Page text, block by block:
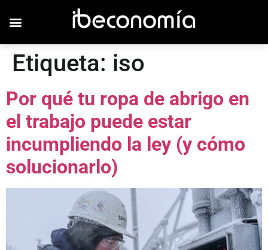
Etiqueta: iso
Por qué tu ropa de abrigo en
el trabajo puede estar
incumpliendo la ley (y cómo
solucionarlo)